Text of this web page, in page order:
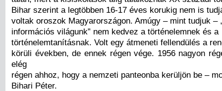
Bihar szerint a legtöbben 16-17 éves korukig nem is
voltak oroszok Magyarországon. Amúgy – mint tudjuk –
információs világunk” nem kedvez a történelemnek és a
történelemtanításnak. Volt egy átmeneti fellendülés a
körüli években, de ennek régen vége. 1956 nagyon
elég
régen ahhoz, hogy a nemzeti panteonba kerüljön be –
Bihari Péter.